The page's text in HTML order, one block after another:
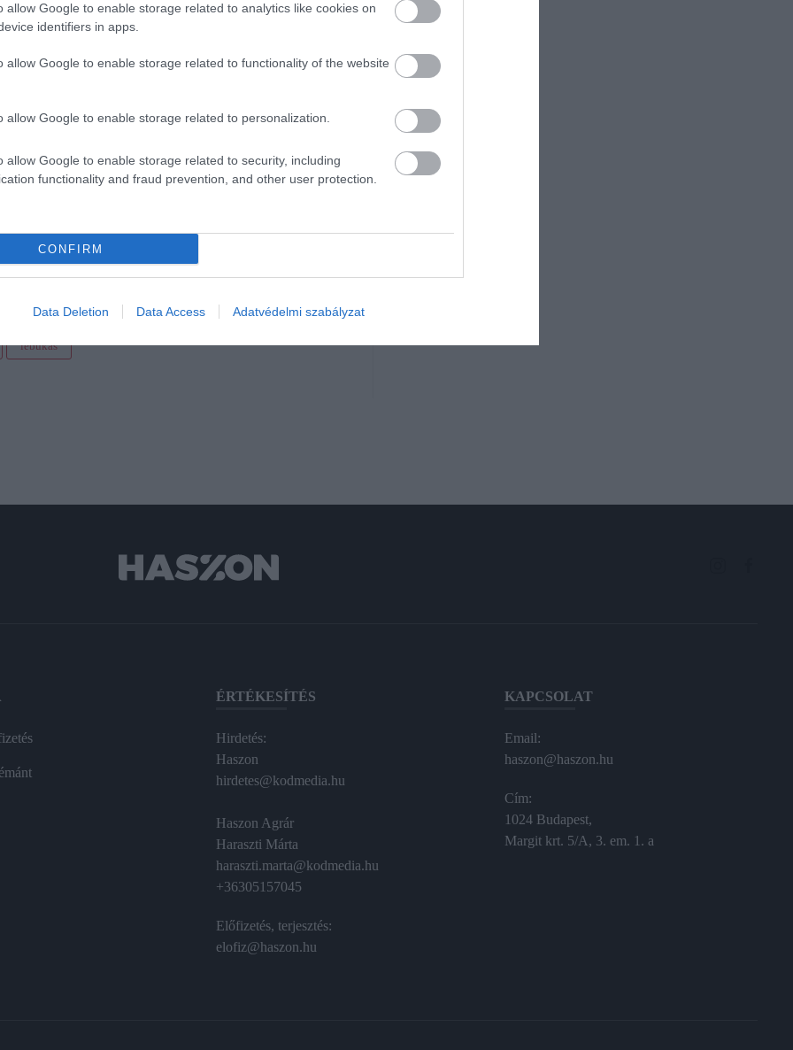
allow Google to enable storage related to analytics like cookies on
identifiers in apps.
allow Google to enable storage related to functionality of the website
allow Google to enable storage related to personalization.
allow Google to enable storage related to security, including
functionality and fraud prevention, and other user protection.
CONFIRM
Data Deletion Data Access Adatvédelmi szabályzat
az ünnepek előtt pedig fokozottan
rendelt termékek száma, és ezzel együtt a jogsértések
a dohánytermékek forgalmazásának legális
próbál meg jogsértést elkövetni, éppúgy
ellenőrzésekkor.
így is marad
de ára van
lebukás
ÉRTÉKESÍTÉS
Hirdetés:
Haszon
hirdetes@kodmedia.hu
Haszon Agrár
Haraszti Márta
haraszti.marta@kodmedia.hu
+36305157045
Előfizetés, terjesztés:
elofiz@haszon.hu
KAPCSOLAT
Email:
haszon@haszon.hu
Cím:
1024 Budapest,
Margit krt. 5/A, 3. em. 1. a